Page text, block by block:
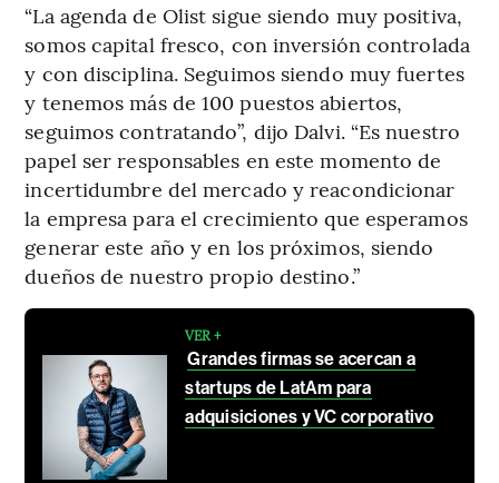
“La agenda de Olist sigue siendo muy positiva,
somos capital fresco, con inversión controlada
y con disciplina. Seguimos siendo muy fuertes
y tenemos más de 100 puestos abiertos,
seguimos contratando”, dijo Dalvi. “Es nuestro
papel ser responsables en este momento de
incertidumbre del mercado y reacondicionar
la empresa para el crecimiento que esperamos
generar este año y en los próximos, siendo
dueños de nuestro propio destino.”
VER +
Grandes firmas se acercan a
startups de LatAm para
adquisiciones y VC corporativo